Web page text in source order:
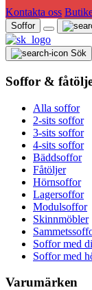
Kontakta oss
Soffor
Sök
Soffor &
Alla soffor
2-sits soffor
3-sits soffor
4-sits soffor
Bäddsoffor
Fåtöljer
Hörnsoffor
Lagersoffor
Modulsoffor
Skinnmöbler
Soffor med
Soffor med
Varumärken